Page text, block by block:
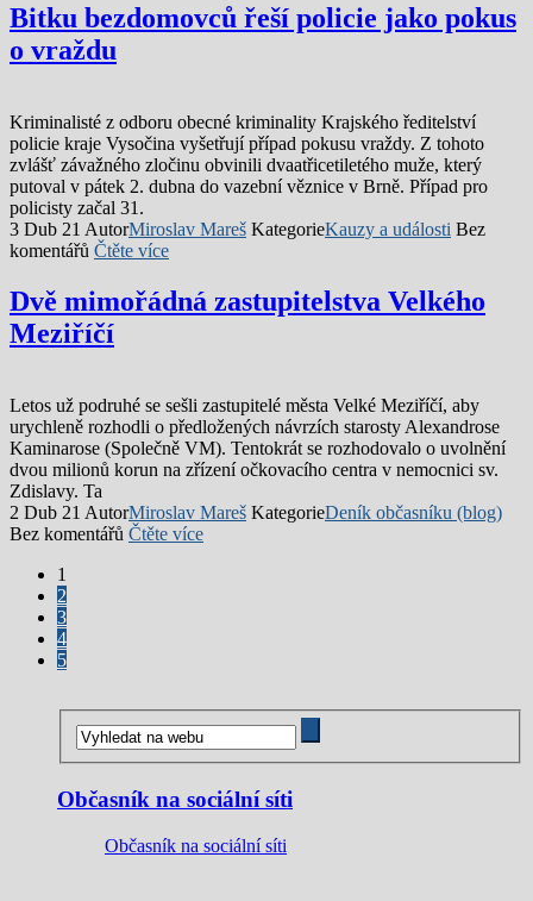
Bitku bezdomovců řeší policie jako pokus
o vraždu
Kriminalisté z odboru obecné kriminality Krajského ředitelství
policie kraje Vysočina vyšetřují případ pokusu vraždy. Z tohoto
zvlášť závažného zločinu obvinili dvaatřicetiletého muže, který
putoval v pátek 2. dubna do vazební věznice v Brně. Případ pro
policisty začal 31.
3 Dub 21 AutorMiroslav Mareš KategorieKauzy a události Bez
komentářů Čtěte více
Dvě mimořádná zastupitelstva Velkého
Meziříčí
Letos už podruhé se sešli zastupitelé města Velké Meziříčí, aby
urychleně rozhodli o předložených návrzích starosty Alexandrose
Kaminarose (Společně VM). Tentokrát se rozhodovalo o uvolnění
dvou milionů korun na zřízení očkovacího centra v nemocnici sv.
Zdislavy. Ta
2 Dub 21 AutorMiroslav Mareš KategorieDeník občasníku (blog)
Bez komentářů Čtěte více
1
2
3
4
5
Občasník na sociální síti
Občasník na sociální síti